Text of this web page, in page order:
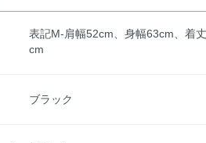
表記M-肩幅52cm、身幅63cm、着
cm
ブラック